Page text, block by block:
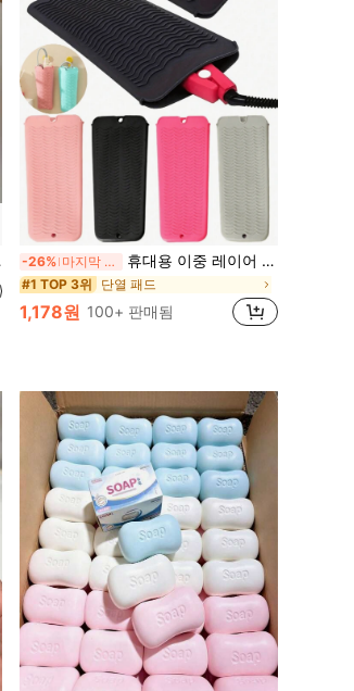
-26% 마지막 2일 휴대용 이중 레이어 실리콘 내열 매트, 단열 파우치, 실리콘 헤어 스타일링 매트, 스트레이트너 패드, 컬링 아이론 슬리브, 여행용 메이크업 가방, 헤어 도구 보관 가방, 크리스마스 및 발렌타인데이 선물
#1 TOP 3위 단열 패드
1,178원 100+ 판매됨